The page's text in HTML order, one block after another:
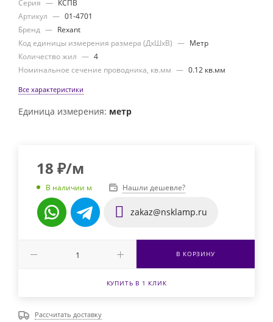
Серия — КСПВ
Артикул — 01-4701
Бренд — Rexant
Код единицы измерения размера (ДхШхВ) — Метр
Количество жил — 4
Номинальное сечение проводника, кв.мм — 0.12 кв.мм
Все характеристики
Единица измерения: метр
18 ₽/м
В наличии м Нашли дешевле?
zakaz@nsklamp.ru
В КОРЗИНУ
КУПИТЬ В 1 КЛИК
Рассчитать доставку